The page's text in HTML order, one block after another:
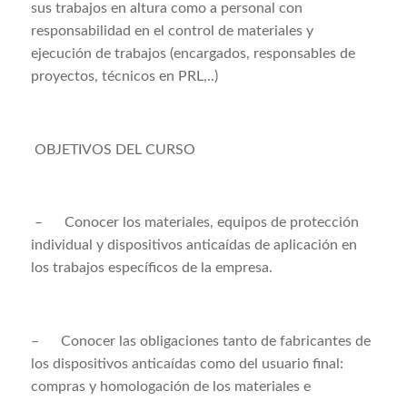
sus trabajos en altura como a personal con
responsabilidad en el control de materiales y
ejecución de trabajos (encargados, responsables de
proyectos, técnicos en PRL,..)
OBJETIVOS DEL CURSO
– Conocer los materiales, equipos de protección
individual y dispositivos anticaídas de aplicación en
los trabajos específicos de la empresa.
–
Conocer las obligaciones tanto de fabricantes de
los dispositivos anticaídas como del usuario final:
compras y homologación de los materiales e